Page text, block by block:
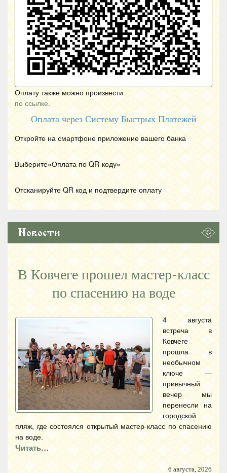
Оплату также можно произвести
по ссылке.
Оплата через Систему Быстрых Платежей
Откройте на смартфоне приложение вашего банка
Выберите«Оплата по QR-коду»
Отсканируйте QR код и подтвердите оплату
Новости
В Ковчеге прошел мастер-класс
по спасению на воде
4 августа
встреча в
Ковчеге
прошла в
необычном
ключе —
привычный
вечер мы
перенесли на
городской
пляж, где состоялся открытый мастер-класс по спасению
на воде.
Читать…
6 августа, 2026